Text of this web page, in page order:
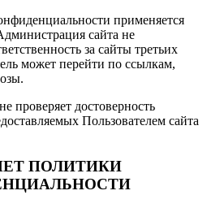
применяется
сайта не
за сайты третьих
может перейти по ссылкам,
проверяет достоверность
Пользователем сайта
ПОЛИТИКИ